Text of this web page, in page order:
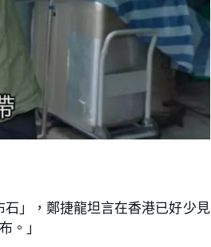
」，鄭捷龍坦言在香港已好少見
。」